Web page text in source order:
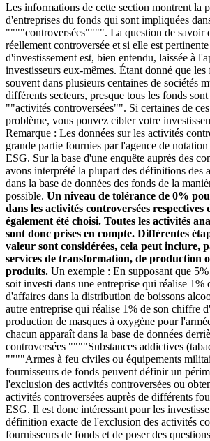
Les informations de cette section montrent la
d'entreprises du fonds qui sont impliquées
""""controversées"""". La question de savoir
réellement controversée et si elle est
d'investissement est, bien entendu, laissée à
investisseurs eux-mêmes. Étant donné que
souvent dans plusieurs centaines de sociétés
différents secteurs, presque tous les fonds
""activités controversées"". Si certaines de
problème, vous pouvez cibler votre
Remarque : Les données sur les activités
grande partie fournies par l'agence de
ESG. Sur la base d'une enquête auprès des
avons interprété la plupart des définitions des
dans la base de données des fonds de la
possible. Un niveau de tolérance de 0%
dans les activités controversées respectives
également été choisi. Toutes les activités
sont donc prises en compte. Différentes
valeur sont considérées, cela peut inclure,
services de transformation, de production
produits. Un exemple : En supposant que
soit investi dans une entreprise qui réalise 1%
d'affaires dans la distribution de boissons
autre entreprise qui réalise 1% de son chiffre
production de masques à oxygène pour
chacun apparaît dans la base de données
controversées """"Substances addictives
""""Armes à feu civiles ou équipements
fournisseurs de fonds peuvent définir un
l'exclusion des activités controversées ou
activités controversées auprès de différents
ESG. Il est donc intéressant pour les
définition exacte de l'exclusion des activités
fournisseurs de fonds et de poser des